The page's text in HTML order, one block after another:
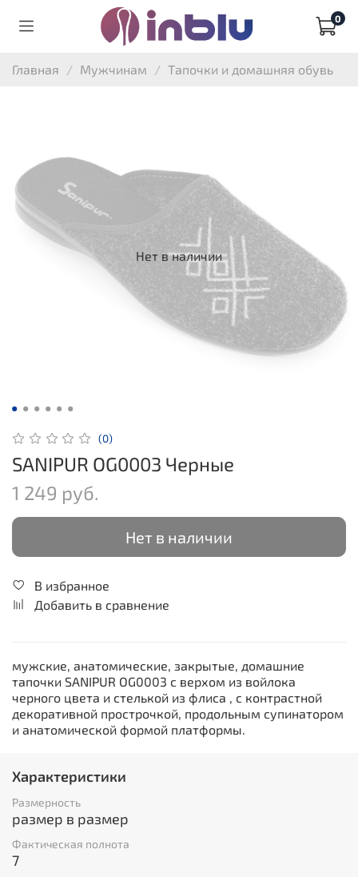
0
Главная Мужчинам Тапочки и домашняя обувь
Нет в наличии
(0)
SANIPUR OG0003 Черные
1 249 руб.
Нет в наличии
В избранное
Добавить в сравнение
мужские, анатомические, закрытые, домашние
тапочки SANIPUR OG0003 с верхом из войлока
черного цвета и стелькой из флиса , с контрастной
декоративной прострочкой, продольным супинатором
и анатомической формой платформы.
Характеристики
Размерность
размер в размер
Фактическая полнота
7